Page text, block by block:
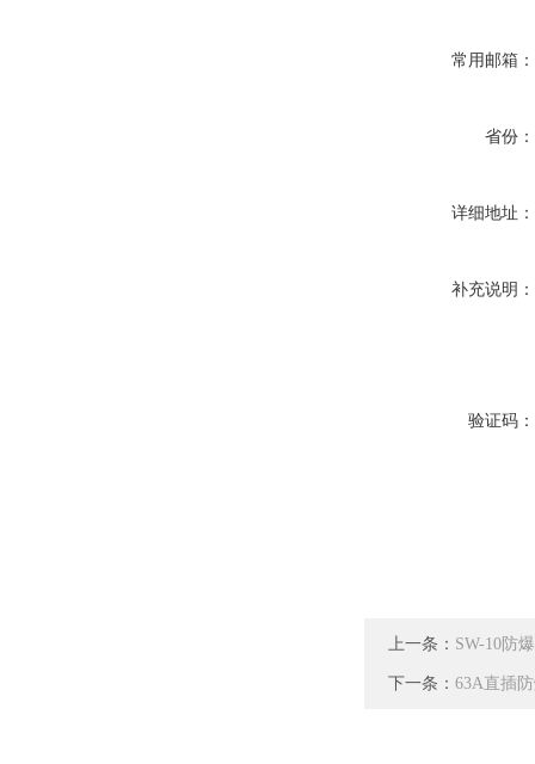
常用邮箱：
省份：
详细地址：
补充说明：
验证码：
上一条： SW-10防
下一条： 63A直插